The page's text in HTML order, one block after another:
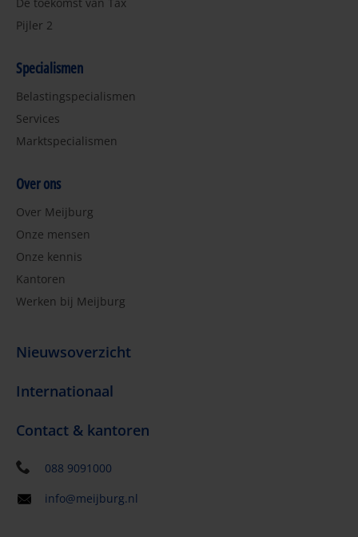
Pijler 2
Specialismen
Belastingspecialismen
Services
Marktspecialismen
Over ons
Over Meijburg
Onze mensen
Onze kennis
Kantoren
Werken bij Meijburg
Nieuwsoverzicht
Internationaal
Contact & kantoren
088 9091000
info@meijburg.nl